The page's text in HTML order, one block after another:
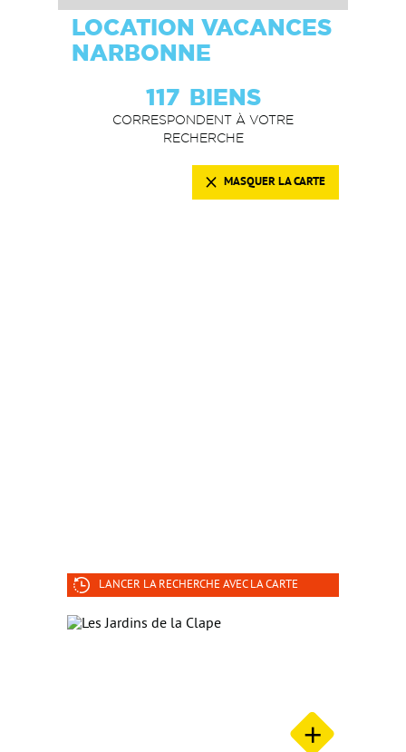
LOCATION VACANCES
NARBONNE
117 BIENS
CORRESPONDENT À VOTRE
RECHERCHE
MASQUER LA CARTE
LANCER LA RECHERCHE AVEC LA CARTE